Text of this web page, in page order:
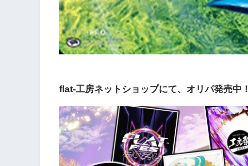
flat-工房ネットショップにて、オリパ発売中！